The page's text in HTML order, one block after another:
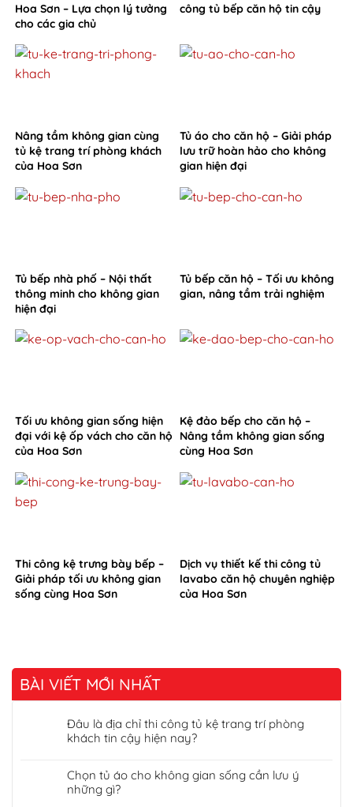
Hoa Sơn – Lựa chọn lý tưởng
cho các gia chủ
công tủ bếp căn hộ tin cậy
Nâng tầm không gian cùng
tủ kệ trang trí phòng khách
của Hoa Sơn
Tủ áo cho căn hộ – Giải pháp
lưu trữ hoàn hảo cho không
gian hiện đại
Tủ bếp nhà phố – Nội thất
thông minh cho không gian
hiện đại
Tủ bếp căn hộ – Tối ưu không
gian, nâng tầm trải nghiệm
Tối ưu không gian sống hiện
đại với kệ ốp vách cho căn hộ
của Hoa Sơn
Kệ đảo bếp cho căn hộ –
Nâng tầm không gian sống
cùng Hoa Sơn
Thi công kệ trưng bày bếp –
Giải pháp tối ưu không gian
sống cùng Hoa Sơn
Dịch vụ thiết kế thi công tủ
lavabo căn hộ chuyên nghiệp
của Hoa Sơn
BÀI VIẾT MỚI NHẤT
Đâu là địa chỉ thi công tủ kệ trang trí phòng
khách tin cậy hiện nay?
Chọn tủ áo cho không gian sống cần lưu ý
những gì?